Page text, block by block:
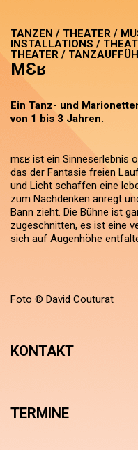
TANZEN / THEATER /
INSTALLATIONS /
THEATER /
MƐʁ
Ein Tanz- und
von 1 bis 3 Jahren.
mɛʁ ist ein Sinneserlebnis
das der Fantasie freien
und Licht schaffen eine
zum Nachdenken anregt
Bann zieht. Die Bühne ist
zugeschnitten, es ist eine
sich auf Augenhöhe
Foto © David Couturat
KONTAKT
TERMINE